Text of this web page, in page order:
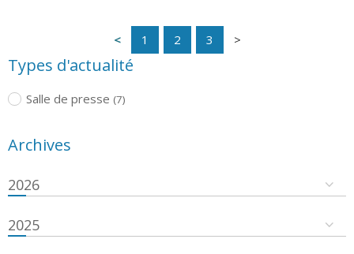
1 2 3
Types d'actualité
Salle de presse (7)
Archives
2026
2025